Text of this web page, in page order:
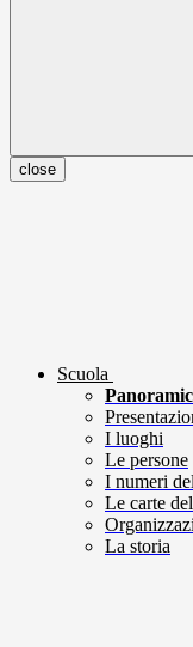
close
Scuola
I luoghi
Le persone
I numeri
Le carte
La storia